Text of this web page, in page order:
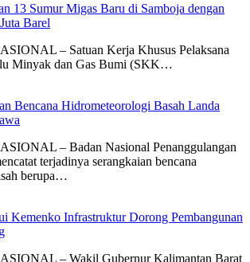
13 Sumur Migas Baru di Samboja dengan
Barel
– Satuan Kerja Khusus Pelaksana
Minyak dan Gas Bumi (SKK…
Bencana Hidrometeorologi Basah Landa
– Badan Nasional Penanggulangan
terjadinya serangkaian bencana
berupa…
Kemenko Infrastruktur Dorong Pembangunan
– Wakil Gubernur Kalimantan Barat